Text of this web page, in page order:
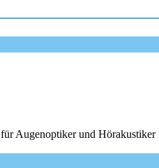
Augenoptiker und